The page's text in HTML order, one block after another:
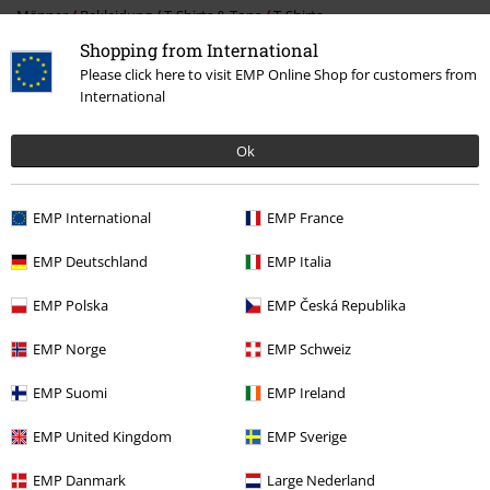
Shopping from International
Please click here to visit EMP Online Shop for customers from
International
Ok
EMP International EMP France
EMP Deutschland EMP Italia
EMP Polska EMP Česká Republika
EMP Norge EMP Schweiz
EMP Suomi EMP Ireland
EMP United Kingdom EMP Sverige
EMP Danmark Large Nederland
Männer Bekleidung T-Shirts & Tops T-Shirts
Rabatt
E-Mail Newsletter
Greif einen 15%* Gutschein ab, wenn du dich
Ich bin damit einverstanden, den EMP-Newsletter zu erhalten und willige
ein, dass die E.M.P. Merchandising Handelsgesellschaft mbH meine
personenbezogenen Daten verarbeitet um mich individuell und
regelmäßig über ihr Angebot zu informieren. Die Verarbeitung meiner
personenbezogenen Daten erfolgt entsprechend den Bestimmungen in
derDatenschutzerklärung
. Ich kann meine Einwilligung jederzeit z. B.
Hierkann ich mich vom Newsletter wieder abmelden.